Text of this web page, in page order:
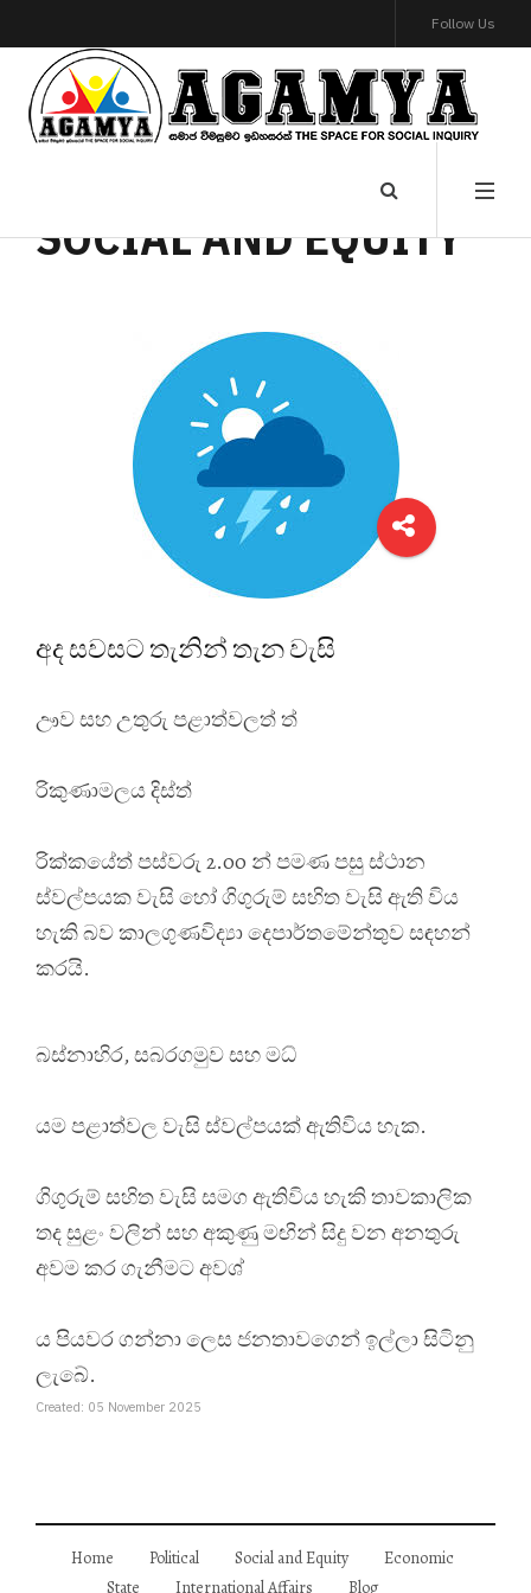
Follow Us
SOCIAL AND EQUITY
අද සවසට තැනින් තැන වැසි
ඌව සහ උතුරු පළාත්වලත් ත්
රිකුණාමලය දිස්ත්
රික්කයේත් පස්වරු 2.00 න් පමණ පසු ස්ථාන
ස්වල්පයක වැසි හෝ ගිගුරුම් සහිත වැසි ඇති විය
හැකි බව කාලගුණවිද්‍යා දෙපාර්තමේන්තුව සඳහන්
කරයි.
බස්නාහිර, සබරගමුව සහ මධ්
යම පළාත්වල වැසි ස්වල්පයක් ඇතිවිය හැක.
ගිගුරුම් සහිත වැසි සමග ඇතිවිය හැකි තාවකාලික
තද සුළං වලින් සහ අකුණු මඟින් සිදු වන අනතුරු
අවම කර ගැනීමට අවශ්
ය පියවර ගන්නා ලෙස ජනතාවගෙන් ඉල්ලා සිටිනු
ලැබේ.
Created: 05 November 2025
Home Political Social and Equity
Economic
State
International Affairs Blog